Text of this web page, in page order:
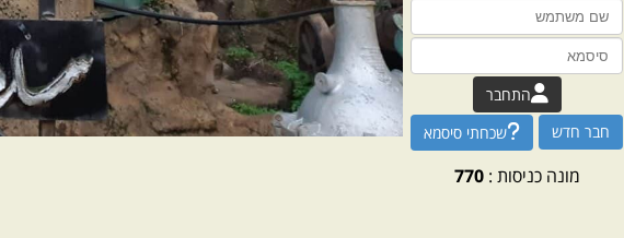
התחבר
חבר חדש
שכחתי סיסמא
מונה כניסות :770